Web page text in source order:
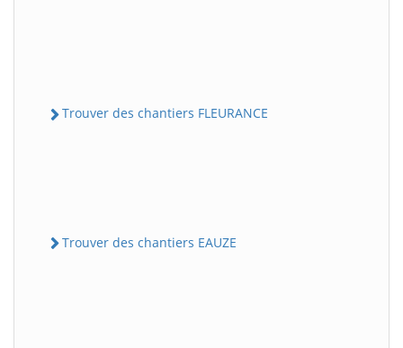
Trouver des chantiers FLEURANCE
Trouver des chantiers EAUZE